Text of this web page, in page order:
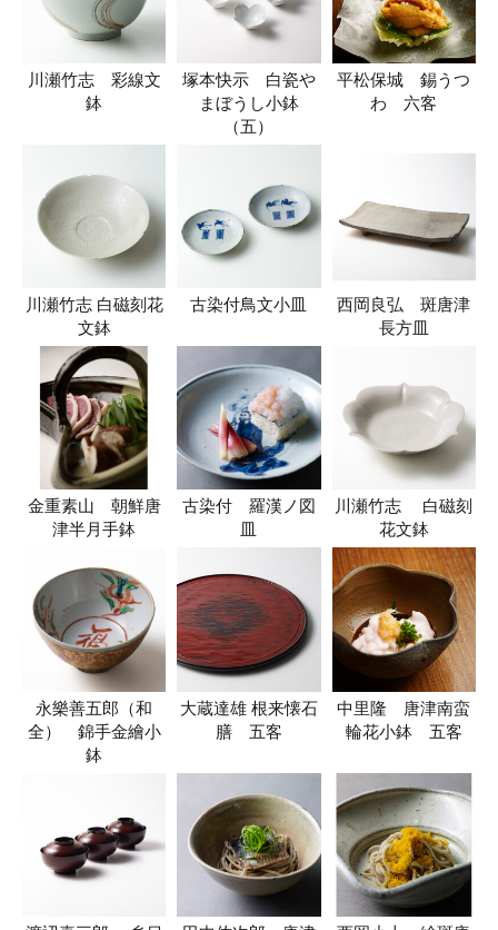
川瀬竹志 彩線文
鉢
塚本快示 白瓷や
まぼうし小鉢
（五）
平松保城 錫うつ
わ 六客
川瀬竹志 白磁刻花
文鉢
古染付鳥文小皿
西岡良弘 斑唐津
長方皿
金重素山 朝鮮唐
津半月手鉢
古染付 羅漢ノ図
皿
川瀬竹志 白磁刻
花文鉢
永樂善五郎（和
全） 錦手金繪小
鉢
大蔵達雄 根来懐石
膳 五客
中里隆 唐津南蛮
輪花小鉢 五客